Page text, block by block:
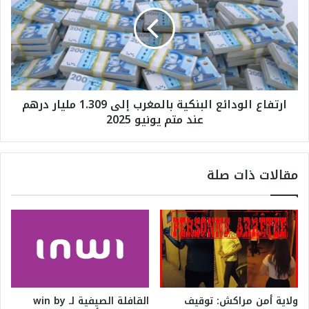
ر
ك
ز
ا
ل
ع
ا
يً
ي
ص
د
ا
ع
ا
ل
و
ل
ك
ب
م
ارتفاع الودائع البنكية بالمغرب إلى 1.309 مليار درهم
عند متم يونيو 2025
مقالات ذات صلة
ولاية أمن مراكش: توقيف القافلة الصيفية لـ win by